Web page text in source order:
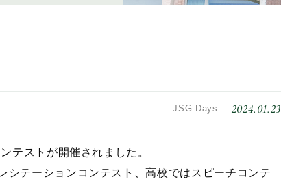
JSGラーニングセンター
JSG Days 2024.01.23
テストが開催されました。
シテーションコンテスト、高校ではスピーチコンテ